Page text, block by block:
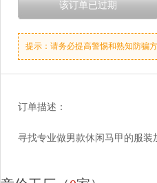
提示：请务必提高警惕和熟知防骗
订单描述：
寻找专业做男款休闲马甲的服装